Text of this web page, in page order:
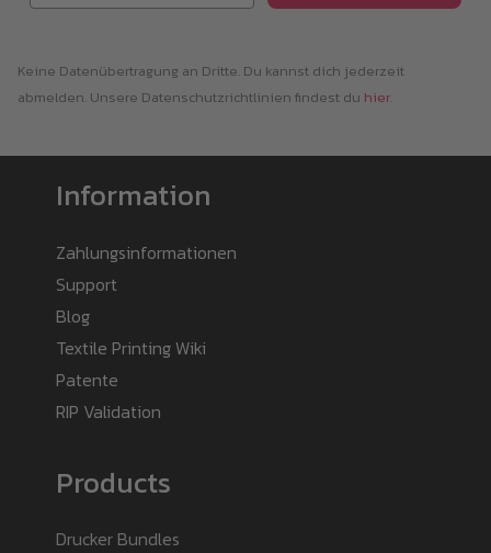
Keine Datenübertragung an Dritte. Du kannst dich jederzeit
abmelden. Unsere Datenschutzrichtlinien findest du hier.
Information
Zahlungsinformationen
Support
Blog
Textile Printing Wiki
Patente
RIP Validation
Products
Drucker Bundles